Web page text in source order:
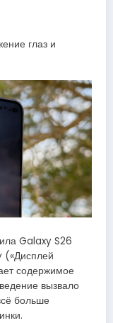
глаз и
Galaxy S26
(«Дисплей
содержимое
вызвало
больше